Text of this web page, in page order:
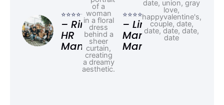
⭐⭐⭐⭐⭐
– Rina,
HR
Manager
⭐⭐⭐⭐⭐
– Linda,
Marketing
Manager